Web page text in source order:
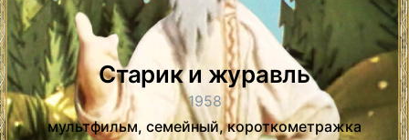
Старик и журавль
1958
мультфильм, семейный, короткометражка